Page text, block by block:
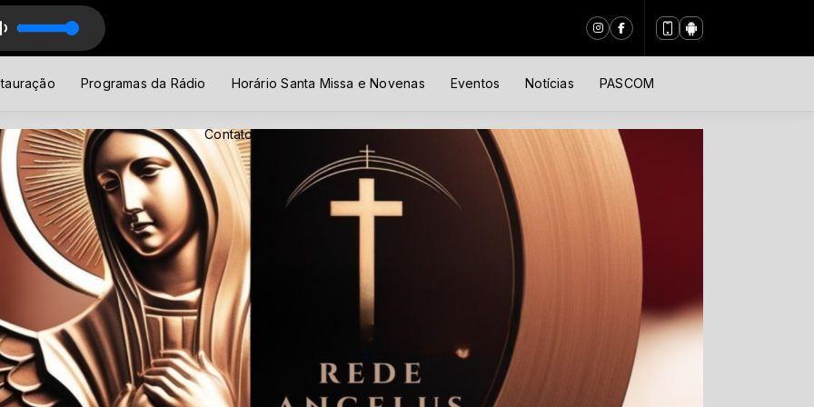
Programas da Rádio Horário Santa Missa e Novenas Eventos Notícias PASCOM
Contato